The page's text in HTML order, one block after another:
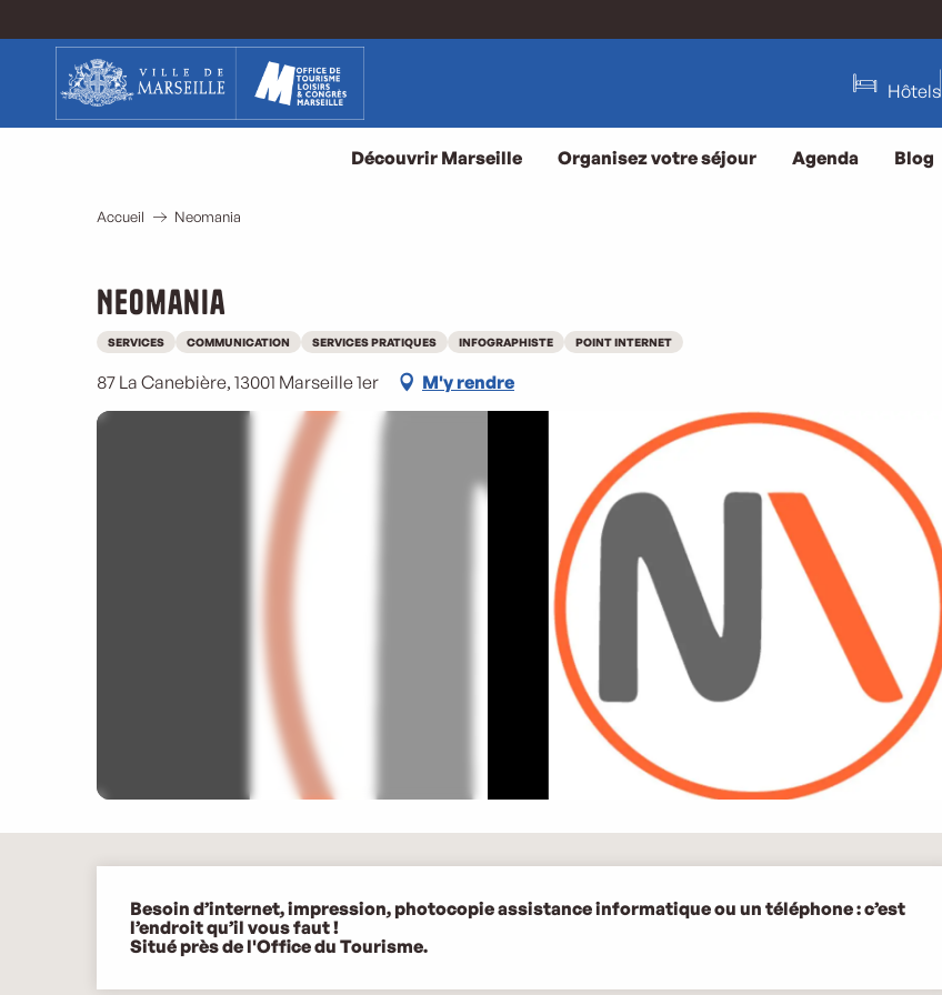
contenu
Hôtels
Découvrir Marseille Organisez votre séjour Agenda Blog
Accueil Neomania
Neomania
SERVICES COMMUNICATION SERVICES PRATIQUES INFOGRAPHISTE POINT INTERNET
87 La Canebière, 13001 Marseille 1er M'y rendre
Description
Besoin d’internet, impression, photocopie assistance informatique ou un téléphone : c’est
l’endroit qu’il vous faut !
Situé près de l'Office du Tourisme.